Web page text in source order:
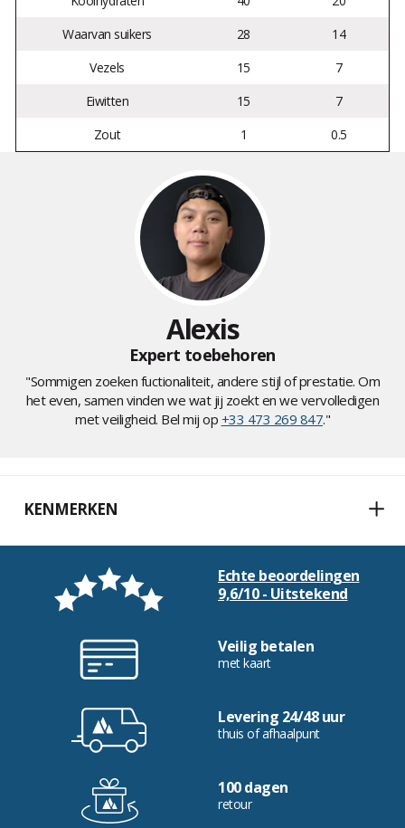
Waarvan suikers
28
14
Vezels
15
7
Eiwitten
15
7
Zout
1 0.5
Alexis
Expert toebehoren
"Sommigen zoeken fuctionaliteit, andere stijl of prestatie. Om
het even, samen vinden we wat jij zoekt en we vervolledigen
met veiligheid. Bel mij op +33 473 269 847."
KENMERKEN
Echte beoordelingen
9,6/10 - Uitstekend
Veilig betalen
met kaart
Levering 24/48 uur
thuis of afhaalpunt
100 dagen
retour